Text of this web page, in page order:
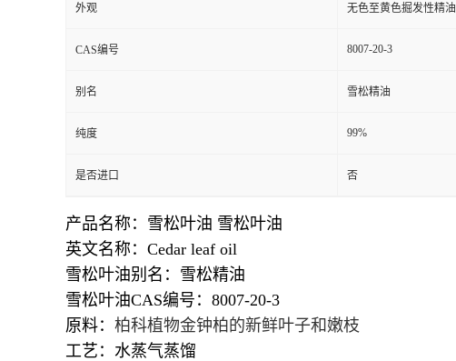
外观 无色至黄色掘发性精油
CAS编号 8007-20-3
别名 雪松精油
纯度 99%
是否进口 否
产品名称：雪松叶油 雪松叶油
英文名称：Cedar leaf oil
雪松叶油别名：雪松精油
雪松叶油CAS编号：8007-20-3
原料： 柏科植物金钟柏的新鲜叶子和嫩枝
工艺：水蒸气蒸馏